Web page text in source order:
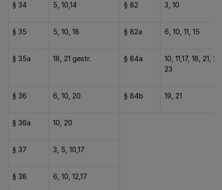
§ 34 5, 10,14 § 82 3, 10
§ 35 5, 10, 18 § 82a 6, 10, 11, 15
§ 35a 18, 21 gestr. § 84a
10, 11,17, 18, 21,
23
§ 36 6, 10, 20 § 84b 19, 21
§ 36a 10, 20
§ 37 3, 5, 10,17
§ 38 6, 10, 12,17